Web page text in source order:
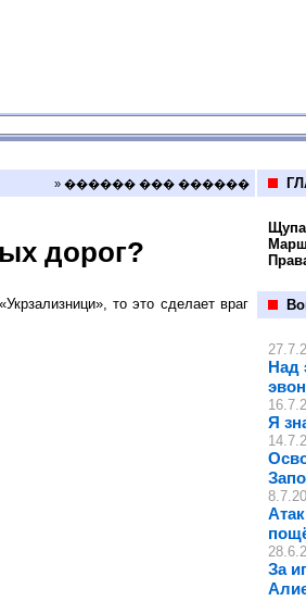
» ������ ��� ������
дорог?
то это сделает враг
Над
Я
За